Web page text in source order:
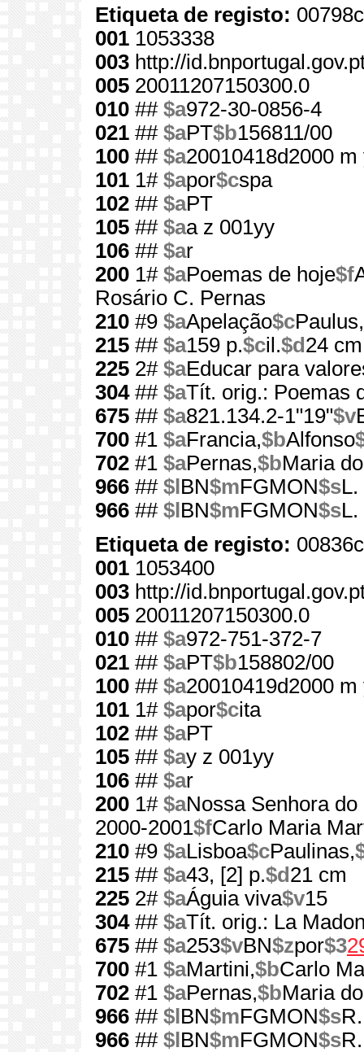
Etiqueta de registo:
001 1053338
003 http://
005 20011207150300.0
010 ## $a972-30-0856-4
021 ## $aPT$b156811/00
100 ## $a20010418d2000
101 1# $apor$cspa
102 ## $aPT
105 ## $aa z 001yy
106 ## $ar
200 1# $aPoemas de hoje$f
Rosário C. Pernas
210 #9 $aApelação$cPaulus,
215 ## $a159 p.$cil.$d 24 cm
225 2# $aEducar para
304## $aTít. orig.: Poemas
675 ## $a821.134.2-1"19"$v
700 #1 $aFrancia,$bAlfonso
702 #1 $aPernas,$bMaria
966 ## $l BN$mFGMON$sL.
966 ## $l BN$mFGMON$sL.
Etiqueta de registo:
001 1053400
003 http://
005 20011207150300.0
010 ## $a972-751-372-7
021 ## $aPT$b158802/00
100 ## $a20010419d2000
101 1# $apor$cita
102 ## $aPT
105 ## $ay z 001yy
106 ## $ar
200 1# $aNossa Senhora do
2000-2001$fCarlo Maria
210 #9 $aLisboa$cPaulinas,
215 ## $a43, [2] p.$d 21 cm
225 2# $aÁguia viva$v15
304## $aTít. orig.: La
675 ## $a253$vBN$zpor$3
700 #1 $aMartini,$bCarlo
702 #1 $aPernas,$bMaria
966 ## $l BN$mFGMON$s
966 ## $l BN$mFGMON$s